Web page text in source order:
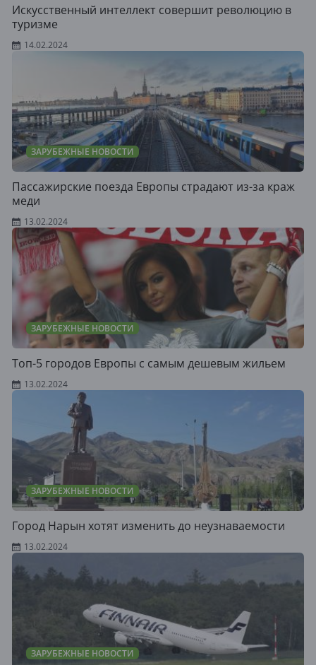
Искусственный интеллект совершит революцию в
туризме
14.02.2024
ЗАРУБЕЖНЫЕ НОВОСТИ
Пассажирские поезда Европы страдают из-за краж
меди
13.02.2024
ЗАРУБЕЖНЫЕ НОВОСТИ
Топ-5 городов Европы с самым дешевым жильем
13.02.2024
ЗАРУБЕЖНЫЕ НОВОСТИ
Город Нарын хотят изменить до неузнаваемости
13.02.2024
ЗАРУБЕЖНЫЕ НОВОСТИ